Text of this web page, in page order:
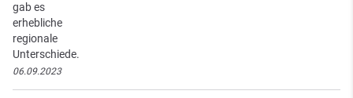
gab es
erhebliche
regionale
Unterschiede.
06.09.2023